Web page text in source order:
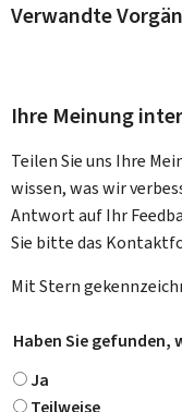
Verwandte
Ihre Meinung
Teilen Sie uns Ihre
wissen, was wir
Antwort auf Ihr
Sie bitte das
Mit Stern
Haben Sie gefunden,
Ja
Teilweise